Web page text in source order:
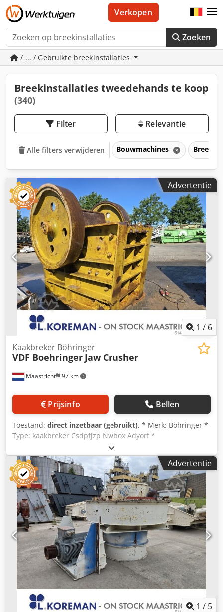
Zoeken
Verkopen
/ ... / Gebruikte breekinstallaties
Breekinstallaties tweedehands te koop
(340)
Filter Relevantie
Alle filters verwijderen Bouwmachines
Advertentie
1 / 6
Maastricht 97 km
Kaakbreker Böhringer
VDF Boehringer Jaw Crusher
Prijsinfo Bellen
Toestand: direct inzetbaar (gebruikt), * Merk: Böhringer *
Type: kaakbreker Csdpfjzp Nwbox Adyorf *
Toevoeropening: 800 x 550 mm * Aandrijving:
elektromotor, 55 kW
Advertentie
1 / 5